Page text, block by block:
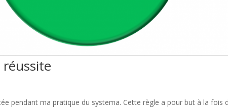
pendant ma pratique du systema. Cette règle a pour but à la fois